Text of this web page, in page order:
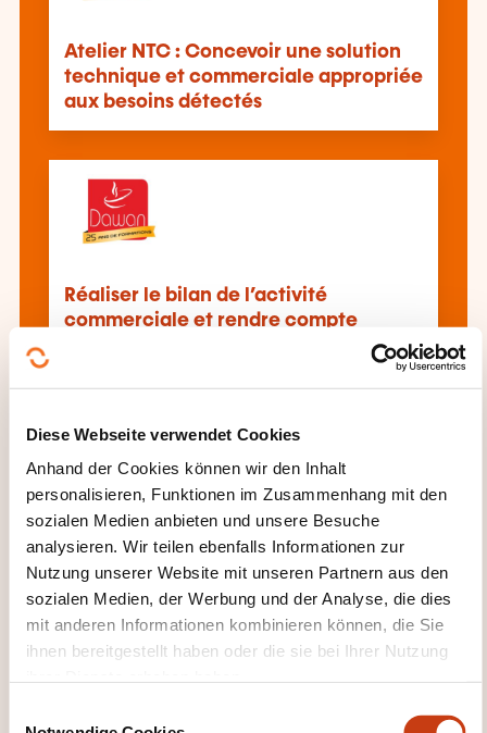
Diese Webseite verwendet Cookies
Anhand der Cookies können wir den Inhalt
personalisieren, Funktionen im Zusammenhang mit den
sozialen Medien anbieten und unsere Besuche
analysieren. Wir teilen ebenfalls Informationen zur
Nutzung unserer Website mit unseren Partnern aus den
sozialen Medien, der Werbung und der Analyse, die dies
mit anderen Informationen kombinieren können, die Sie
ihnen bereitgestellt haben oder die sie bei Ihrer Nutzung
Atelier NTC : Concevoir une solution
technique et commerciale appropriée
aux besoins détectés
Réaliser le bilan de l’activité
commerciale et rendre compte
Diese anderen Weiterbildungen könnten Sie
auch interessieren:
Berechnung
Branchenmarketing
Direktmarketing
Einkauf
Einkaufsmarketing
Einkaufsverhandlungen
Elektronisches
Marketing
Kundendienst
Kundenzufriedenheit